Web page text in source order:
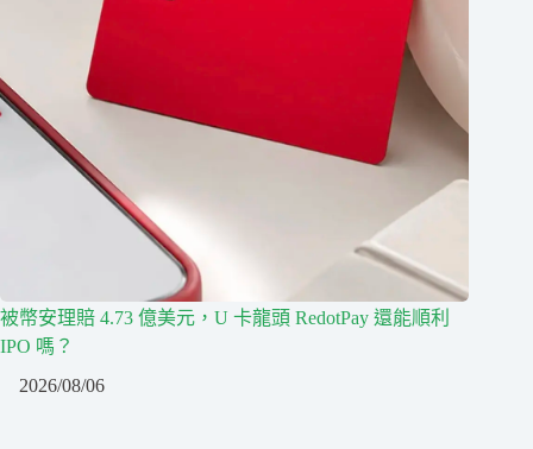
被幣安理賠 4.73 億美元，U 卡龍頭 RedotPay 還能順利
IPO 嗎？
2026/08/06